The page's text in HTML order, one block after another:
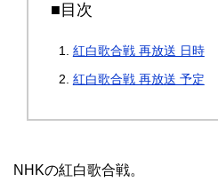
■目次
紅白歌合戦 再放送 日時
紅白歌合戦 再放送 予定
NHKの紅白歌合戦。